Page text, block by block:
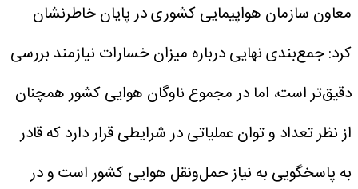
معاون سازمان هواپیمایی کشوری در پایان خاطرنشان
کرد: جمع‌بندی نهایی درباره میزان خسارات نیازمند بررسی
دقیق‌تر است، اما در مجموع ناوگان هوایی کشور همچنان
از نظر تعداد و توان عملیاتی در شرایطی قرار دارد که قادر
به پاسخگویی به نیاز حمل‌ونقل هوایی کشور است و در